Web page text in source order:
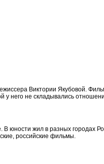
Виктории Якубовой.
у него не складывались
В юности жил в разных городах
российские фильмы.